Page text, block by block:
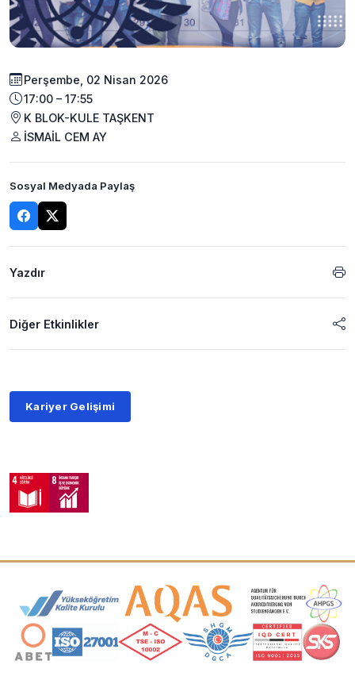
Perşembe, 02 Nisan 2026
17:00 – 17:55
K BLOK-KULE TAŞKENT
İSMAİL CEM AY
Sosyal Medyada Paylaş
Yazdır
Diğer Etkinlikler
Kariyer Gelişimi
Akreditasyon ve Üyelik Logoları